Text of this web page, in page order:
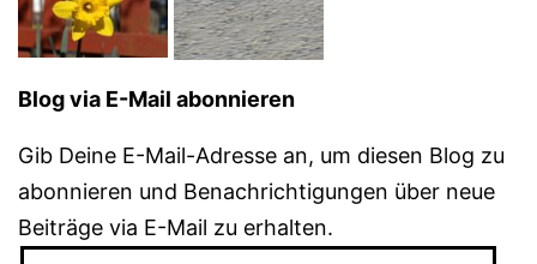
Blog via E-Mail abonnieren
Gib Deine E-Mail-Adresse an, um diesen Blog zu
abonnieren und Benachrichtigungen über neue
Beiträge via E-Mail zu erhalten.